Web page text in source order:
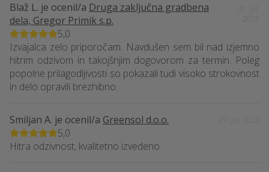
Blaž L. je ocenil/a Druga zaključna gradbena
dela, Gregor Primik s.p.
5,0
Izvajalca zelo priporočam. Navdušen sem bil nad izjemno
hitrim odzivom in takojšnjim dogovorom za termin. Poleg
popolne prilagodljivosti so pokazali tudi visoko strokovnost
in delo opravili brezhibno.
Smiljan A. je ocenil/a Greensol d.o.o.
5,0
Hitra odzivnost, kvalitetno izvedeno